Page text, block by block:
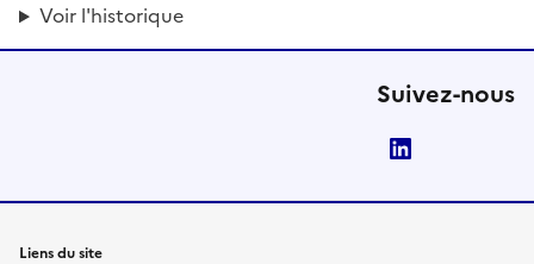
Voir l'historique
Suivez-nous
Liens du site